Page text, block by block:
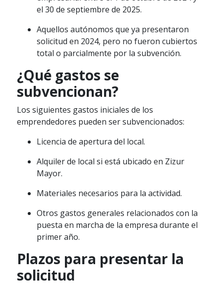
el 30 de septiembre de 2025.
Aquellos autónomos que ya presentaron
solicitud en 2024, pero no fueron cubiertos
total o parcialmente por la subvención.
¿Qué gastos se
subvencionan?
Los siguientes gastos iniciales de los
emprendedores pueden ser subvencionados:
Licencia de apertura del local.
Alquiler de local si está ubicado en Zizur
Mayor.
Materiales necesarios para la actividad.
Otros gastos generales relacionados con la
puesta en marcha de la empresa durante el
primer año.
Plazos para presentar la
solicitud